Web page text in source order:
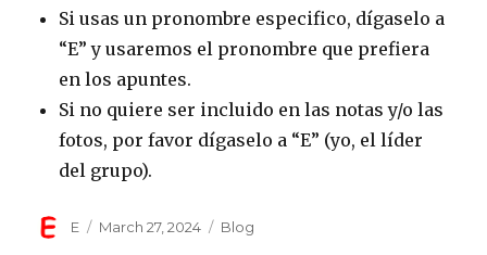
Si usas un pronombre especifico, dígaselo a
“E” y usaremos el pronombre que prefiera
en los apuntes.
Si no quiere ser incluido en las notas y/o las
fotos, por favor dígaselo a “E” (yo, el líder
del grupo).
Author
E
Posted
March 27, 2024 Categories
Blog